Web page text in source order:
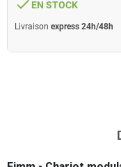
done EN STOCK
Livraison express 24h/48h